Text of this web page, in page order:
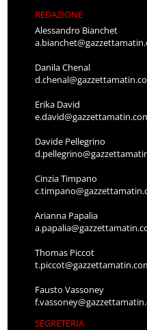
REDAZIONE
Alessandro Bianchet
Danila Chenal
Erika David
Davide Pellegrino
Cinzia Timpano
Arianna Papalia
Thomas Piccot
Fausto Vassoney
SEGRETERIA